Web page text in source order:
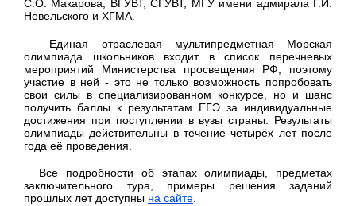
С.О. Макарова, ВГУВТ, СГУВТ, МГУ имени адмирала Г.И.
Невельского и ХГМА.
Единая отраслевая мультипредметная Морская
олимпиада школьников входит в список перечневых
мероприятий Министерства просвещения РФ, поэтому
участие в ней - это не только возможность попробовать
свои силы в специализированном конкурсе, но и шанс
получить баллы к результатам ЕГЭ за индивидуальные
достижения при поступлении в вузы страны. Результаты
олимпиады действительны в течение четырёх лет после
года её проведения.
Все подробности об этапах олимпиады, предметах
заключительного тура, примеры решения заданий
прошлых лет доступны на сайте.